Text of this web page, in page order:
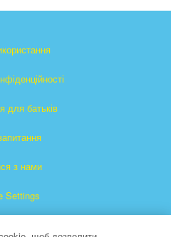
для батьків
з нами
Settings